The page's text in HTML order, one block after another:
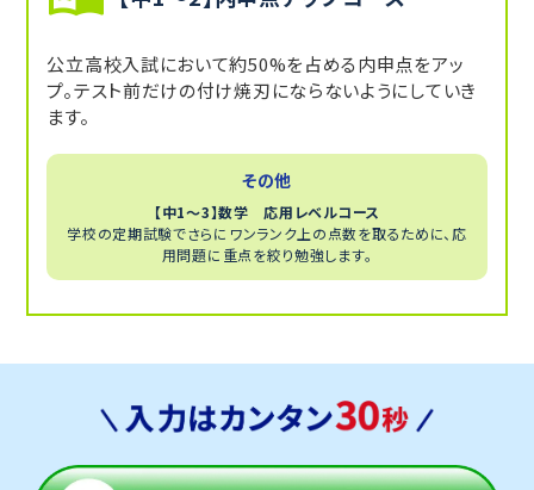
公立高校入試において約50%を占める内申点をアッ
プ。テスト前だけの付け焼刃にならないようにしていき
ます。
その他
【中1～3】数学 応用レベルコース
学校の定期試験でさらにワンランク上の点数を取るために、応
用問題に重点を絞り勉強します。